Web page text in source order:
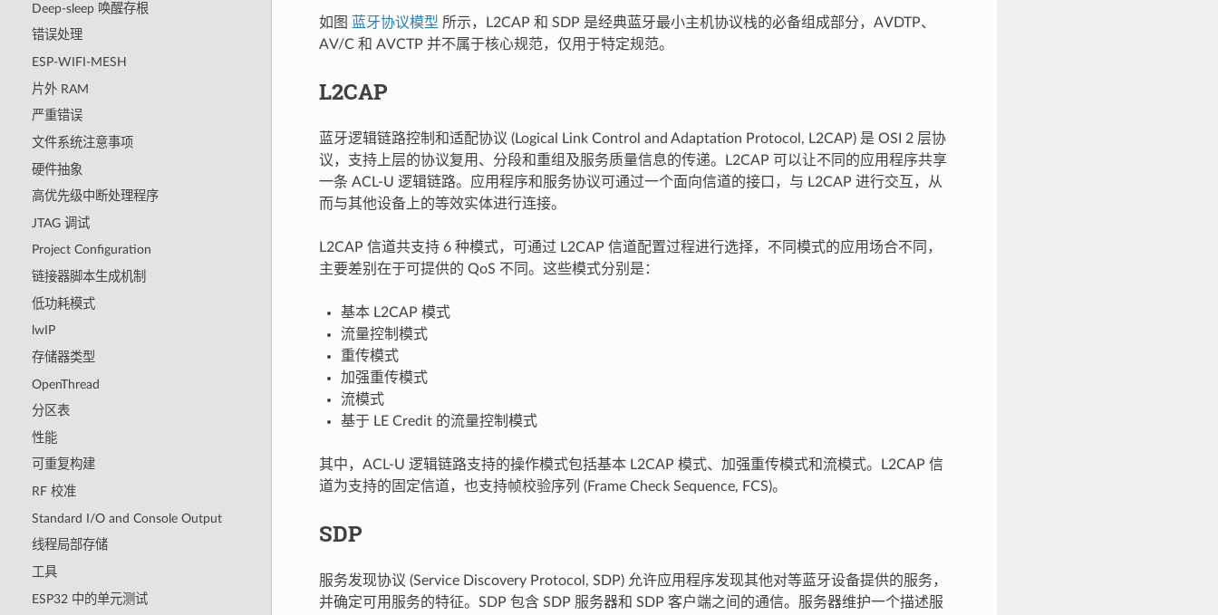
Deep-sleep 唤醒存根
错误处理
ESP-WIFI-MESH
片外 RAM
严重错误
文件系统注意事项
硬件抽象
高优先级中断处理程序
JTAG 调试
Project Configuration
链接器脚本生成机制
低功耗模式
lwIP
存储器类型
OpenThread
分区表
性能
可重复构建
RF 校准
Standard I/O and Console Output
线程局部存储
工具
ESP32 中的单元测试
如图 蓝牙协议模型 所示，L2CAP 和 SDP 是经典蓝牙最小主机协议栈的必备组成部分，AVDTP、
AV/C 和 AVCTP 并不属于核心规范，仅用于特定规范。
L2CAP
蓝牙逻辑链路控制和适配协议 (Logical Link Control and Adaptation Protocol, L2CAP) 是 OSI 2 层协
议，支持上层的协议复用、分段和重组及服务质量信息的传递。L2CAP 可以让不同的应用程序共享
一条 ACL-U 逻辑链路。应用程序和服务协议可通过一个面向信道的接口，与 L2CAP 进行交互，从
而与其他设备上的等效实体进行连接。
L2CAP 信道共支持 6 种模式，可通过 L2CAP 信道配置过程进行选择，不同模式的应用场合不同，
主要差别在于可提供的 QoS 不同。这些模式分别是：
基本 L2CAP 模式
流量控制模式
重传模式
加强重传模式
流模式
基于 LE Credit 的流量控制模式
其中，ACL-U 逻辑链路支持的操作模式包括基本 L2CAP 模式、加强重传模式和流模式。L2CAP 信
道为支持的固定信道，也支持帧校验序列 (Frame Check Sequence, FCS)。
SDP
服务发现协议 (Service Discovery Protocol, SDP) 允许应用程序发现其他对等蓝牙设备提供的服务，
并确定可用服务的特征。SDP 包含 SDP 服务器和 SDP 客户端之间的通信。服务器维护一个描述服